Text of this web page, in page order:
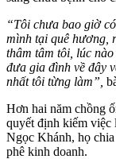
“Tôi chưa bao giờ
mình tại quê hương,
thâm tâm tôi, lúc
đưa gia đình về đây
nhất tôi từng làm”,
Hơn hai năm chồng
quyết định kiếm việc
Ngọc Khánh, họ
phê kinh doanh.